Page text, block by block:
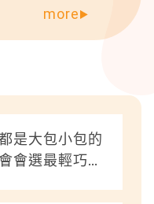
more
是大包小包的
會選最輕巧的